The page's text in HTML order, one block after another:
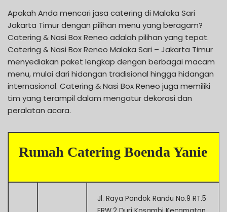
Apakah Anda mencari jasa catering di Malaka Sari
Jakarta Timur dengan pilihan menu yang beragam?
Catering & Nasi Box Reneo adalah pilihan yang tepat.
Catering & Nasi Box Reneo Malaka Sari – Jakarta Timur
menyediakan paket lengkap dengan berbagai macam
menu, mulai dari hidangan tradisional hingga hidangan
internasional. Catering & Nasi Box Reneo juga memiliki
tim yang terampil dalam mengatur dekorasi dan
peralatan acara.
Rumah Catering Boenda Yanie
Jl. Raya Pondok Randu No.9 RT.5